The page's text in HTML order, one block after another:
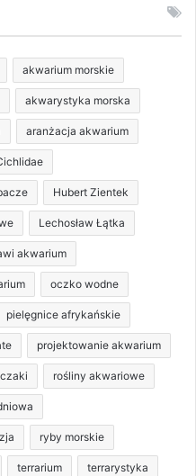
akwarium morskie
akwarystyka morska
aranżacja akwarium
Hubert Zientek
Lechosław Łątka
akwarium
oczko wodne
pielęgnice afrykańskie
projektowanie akwarium
rośliny akwariowe
ryby morskie
terrarium terrarystyka